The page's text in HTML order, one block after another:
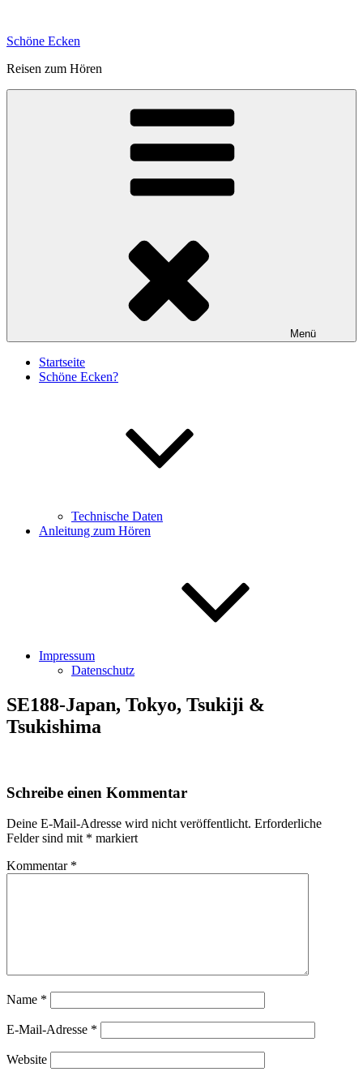
springen
Schöne Ecken
Reisen zum Hören
Menü
Startseite
Schöne Ecken?
Technische Daten
Anleitung zum Hören
Impressum
Datenschutz
SE188-Japan, Tokyo, Tsukiji &
Tsukishima
Schreibe einen Kommentar
Deine E-Mail-Adresse wird nicht veröffentlicht. Erforderliche
Felder sind mit * markiert
Kommentar *
Name *
E-Mail-Adresse *
Website